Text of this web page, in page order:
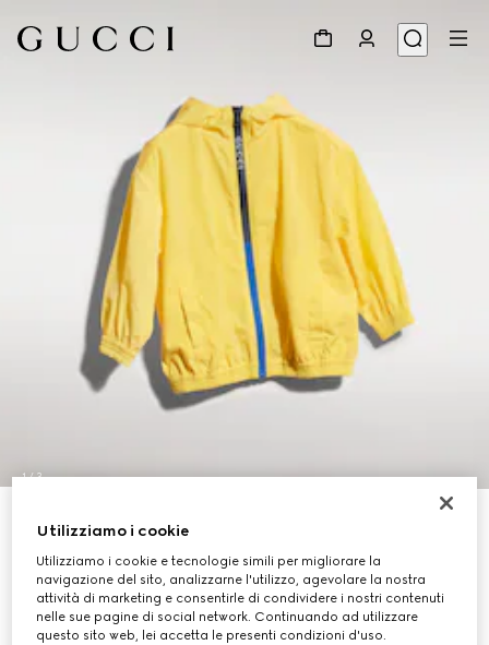
1/3
Variantegiallo
Utilizziamo i cookie
Utilizziamo i cookie e tecnologie simili per migliorare la
navigazione del sito, analizzarne l'utilizzo, agevolare la nostra
attività di marketing e consentirle di condividere i nostri contenuti
nelle sue pagine di social network. Continuando ad utilizzare
questo sito web, lei accetta le presenti condizioni d'uso.